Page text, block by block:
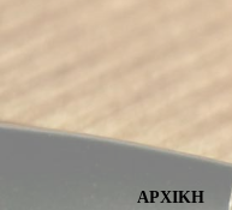
ΑΡΧΙΚΗ